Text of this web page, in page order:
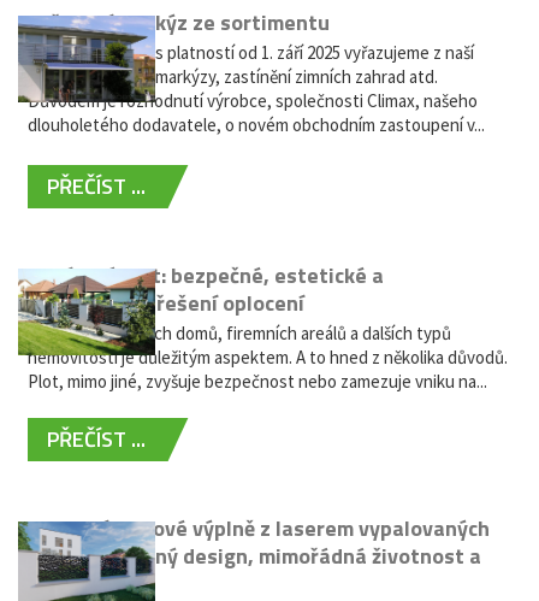
Vyřazení markýz ze sortimentu
Vážení zákazníci, s platností od 1. září 2025 vyřazujeme z naší
nabídky výsuvné markýzy, zastínění zimních zahrad atd.
Důvodem je rozhodnutí výrobce, společnosti Climax, našeho
dlouholetého dodavatele, o novém obchodním zastoupení v...
PŘEČÍST ...
Hliníkový plot: bezpečné, estetické a
bezúdržbové řešení oplocení
Oplocení rodinných domů, firemních areálů a dalších typů
nemovitostí je důležitým aspektem. A to hned z několika důvodů.
Plot, mimo jiné, zvyšuje bezpečnost nebo zamezuje vniku na...
PŘEČÍST ...
Moderní plotové výplně z laserem vypalovaných
kovů: výjimečný design, mimořádná životnost a
žádná údržba